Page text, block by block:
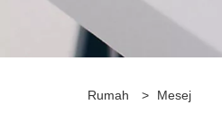
Rumah > Mesej